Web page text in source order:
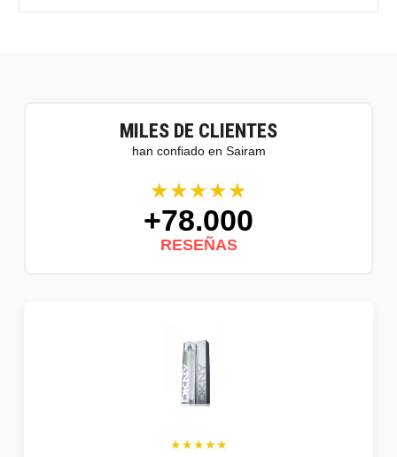
MILES DE CLIENTES
han confiado en Sairam
★★★★★
+78.000
RESEÑAS
★★★★★